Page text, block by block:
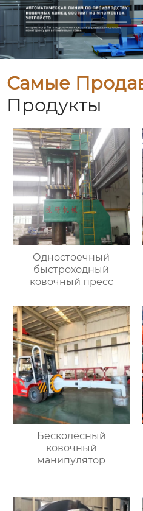
Самые
Продукты
Одностоечный
быстроходный
ковочный пресс
Бесколёсный
ковочный
манипулятор